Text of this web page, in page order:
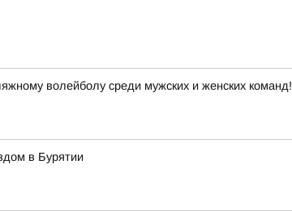
волейболу среди мужских и женских команд!
в Бурятии